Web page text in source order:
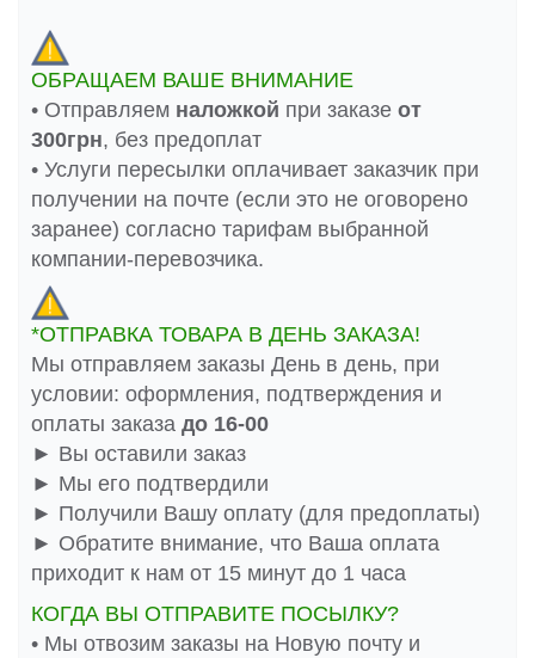
ОБРАЩАЕМ ВАШЕ ВНИМАНИЕ
• Отправляем наложкой при заказе от
300грн, без предоплат
• Услуги пересылки оплачивает заказчик при
получении на почте (если это не оговорено
заранее) согласно тарифам выбранной
компании-перевозчика.
*ОТПРАВКА ТОВАРА В ДЕНЬ ЗАКАЗА!
Мы отправляем заказы День в день, при
условии: оформления, подтверждения и
оплаты заказа до 16-00
► Вы оставили заказ
► Мы его подтвердили
► Получили Вашу оплату (для предоплаты)
► Обратите внимание, что Ваша оплата
приходит к нам от 15 минут до 1 часа
КОГДА ВЫ ОТПРАВИТЕ ПОСЫЛКУ?
• Мы отвозим заказы на Новую почту и